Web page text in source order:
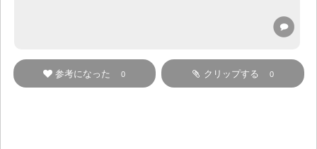
クリップする 0
参考になった 0